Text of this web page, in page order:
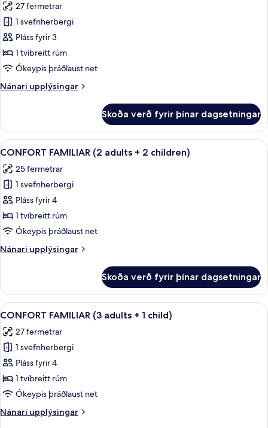
child)
myndir
fyrir
CONFORT
FAMILIAR
(3
27 fermetrar
1 svefnherbergi
Pláss fyrir 3
1 tvíbreitt rúm
Ókeypis þráðlaust net
Nánari upplýsingar
Nánari
FAMILIAR
(3
adults)
Skoða verð fyrir þínar dagsetningar
Skoða
allar
myndir
fyrir
CONFORT
FAMILIAR
(2
+
Míníbar, öryggishólf í herbergi,
2
CONFORT FAMILIAR (2 adults + 2 children)
25 fermetrar
1 svefnherbergi
Pláss fyrir 4
1 tvíbreitt rúm
Ókeypis þráðlaust net
Nánari upplýsingar
Nánari
FAMILIAR
(2
adults
2
children)
Skoða verð fyrir þínar dagsetningar
Skoða
allar
myndir
fyrir
CONFORT
FAMILIAR
(3
+
Míníbar, öryggishólf í herbergi,
2
CONFORT FAMILIAR (3 adults + 1 child)
27 fermetrar
1 svefnherbergi
Pláss fyrir 4
1 tvíbreitt rúm
Ókeypis þráðlaust net
Nánari upplýsingar
Nánari